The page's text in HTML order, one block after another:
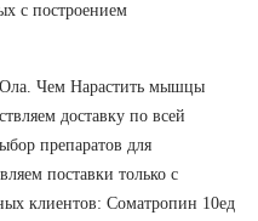
с построением
Чем Нарастить мышцы
доставку по всей
препаратов для
поставки только с
клиентов: Cоматропин 10ед